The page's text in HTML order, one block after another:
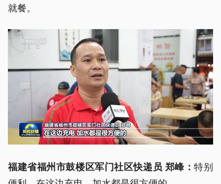
就餐。
福建省福州市鼓楼区军门社区快递员 郑峰：特别